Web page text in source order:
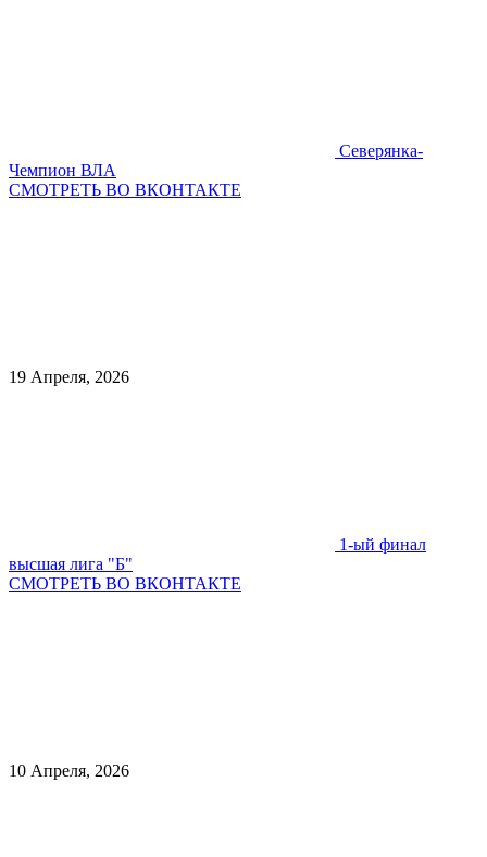
Северянка-
Чемпион ВЛА
СМОТРЕТЬ ВО ВКОНТАКТЕ
19 Апреля, 2026
1-ый финал
высшая лига "Б"
СМОТРЕТЬ ВО ВКОНТАКТЕ
10 Апреля, 2026